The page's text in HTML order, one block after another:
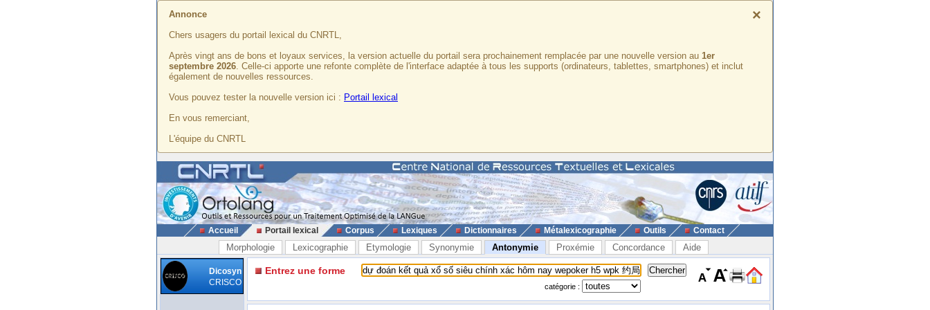
×
Annonce
Chers usagers du portail lexical du CNRTL,
Après vingt ans de bons et loyaux services, la version actuelle du portail sera prochainement remplacée par une nouvelle version au 1er
septembre 2026. Celle-ci apporte une refonte complète de l'interface adaptée à tous les supports (ordinateurs, tablettes, smartphones) et inclut
également de nouvelles ressources.
Vous pouvez tester la nouvelle version ici : Portail lexical
En vous remerciant,
L'équipe du CNRTL
Accueil Portail lexical Corpus Lexiques Dictionnaires Métalexicographie Outils Contact
Morphologie Lexicographie Etymologie Synonymie Antonymie Proxémie Concordance Aide
Dicosyn
CRISCO
Entrez une forme
catégorie :